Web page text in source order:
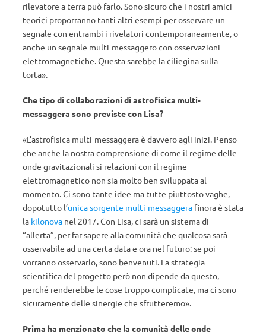
rilevatore a terra può farlo. Sono sicuro che i nostri amici
teorici proporranno tanti altri esempi per osservare un
segnale con entrambi i rivelatori contemporaneamente, o
anche un segnale multi-messaggero con osservazioni
elettromagnetiche. Questa sarebbe la ciliegina sulla
torta».
Che tipo di collaborazioni di astrofisica multi-
messaggera sono previste con Lisa?
«L’astrofisica multi-messaggera è davvero agli inizi. Penso
che anche la nostra comprensione di come il regime delle
onde gravitazionali si relazioni con il regime
elettromagnetico non sia molto ben sviluppata al
momento. Ci sono tante idee ma tutte piuttosto vaghe,
dopotutto l’unica sorgente multi-messaggera finora è stata
la kilonova nel 2017. Con Lisa, ci sarà un sistema di
“allerta”, per far sapere alla comunità che qualcosa sarà
osservabile ad una certa data e ora nel futuro: se poi
vorranno osservarlo, sono benvenuti. La strategia
scientifica del progetto però non dipende da questo,
perché renderebbe le cose troppo complicate, ma ci sono
sicuramente delle sinergie che sfrutteremo».
Prima ha menzionato che la comunità delle onde